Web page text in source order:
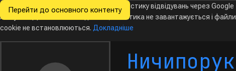
Перейти до основного контенту
Всеукраїнські
з інформатики
Ничипорук
Ми хочемо збирати знеособлену статистику відвідувань через Google
Analytics. Доки ви не погодитесь, аналітика не завантажується і файли
cookie не встановлюються. Докладніше